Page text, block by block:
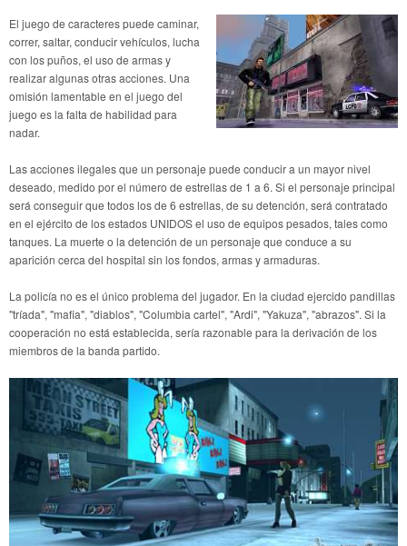
El juego de caracteres puede caminar,
correr, saltar, conducir vehículos, lucha
con los puños, el uso de armas y
realizar algunas otras acciones. Una
omisión lamentable en el juego del
juego es la falta de habilidad para
nadar.
Las acciones ilegales que un personaje puede conducir a un mayor nivel
deseado, medido por el número de estrellas de 1 a 6. Si el personaje principal
será conseguir que todos los de 6 estrellas, de su detención, será contratado
en el ejército de los estados UNIDOS el uso de equipos pesados, tales como
tanques. La muerte o la detención de un personaje que conduce a su
aparición cerca del hospital sin los fondos, armas y armaduras.
La policía no es el único problema del jugador. En la ciudad ejercido pandillas
"tríada", "mafia", "diablos", "Columbia cartel", "Ardi", "Yakuza", "abrazos". Si la
cooperación no está establecida, sería razonable para la derivación de los
miembros de la banda partido.